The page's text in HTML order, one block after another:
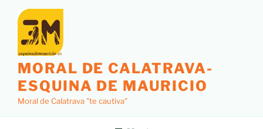
MORAL DE CALATRAVA-
ESQUINA DE MAURICIO
Moral de Calatrava "te cautiva"